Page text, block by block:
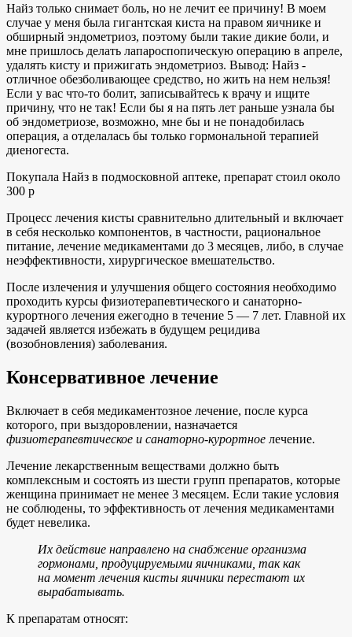
Найз только снимает боль, но не лечит ее причину! В моем
случае у меня была гигантская киста на правом яичнике и
обширный эндометриоз, поэтому были такие дикие боли, и
мне пришлось делать лапароспопическую операцию в апреле,
удалять кисту и прижигать эндометриоз. Вывод: Найз -
отличное обезболивающее средство, но жить на нем нельзя!
Если у вас что-то болит, записывайтесь к врачу и ищите
причину, что не так! Если бы я на пять лет раньше узнала бы
об эндометриозе, возможно, мне бы и не понадобилась
операция, а отделалась бы только гормональной терапией
диеногеста.
Покупала Найз в подмосковной аптеке, препарат стоил около
300 р
Процесс лечения кисты сравнительно длительный и включает
в себя несколько компонентов, в частности, рациональное
питание, лечение медикаментами до 3 месяцев, либо, в случае
неэффективности, хирургическое вмешательство.
После излечения и улучшения общего состояния необходимо
проходить курсы физиотерапевтического и санаторно-
курортного лечения ежегодно в течение 5 — 7 лет. Главной их
задачей является избежать в будущем рецидива
(возобновления) заболевания.
Консервативное лечение
Включает в себя медикаментозное лечение, после курса
которого, при выздоровлении, назначается
физиотерапевтическое и санаторно-курортное лечение.
Лечение лекарственным веществами должно быть
комплексным и состоять из шести групп препаратов, которые
женщина принимает не менее 3 месяцем. Если такие условия
не соблюдены, то эффективность от лечения медикаментами
будет невелика.
Их действие направлено на снабжение организма
гормонами, продуцируемыми яичниками, так как
на момент лечения кисты яичники перестают их
вырабатывать.
К препаратам относят: